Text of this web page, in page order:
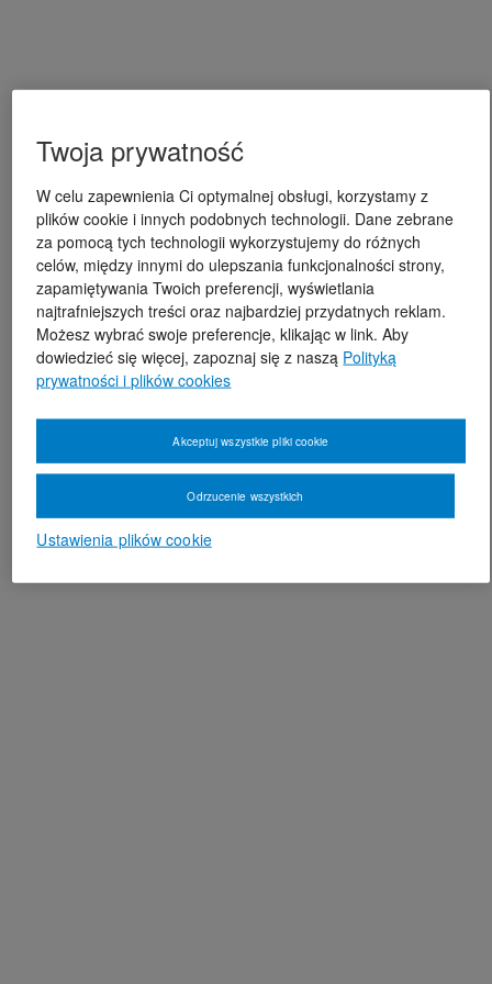
Twoja prywatność
W celu zapewnienia Ci optymalnej obsługi, korzystamy z
plików cookie i innych podobnych technologii. Dane zebrane
za pomocą tych technologii wykorzystujemy do różnych
celów, między innymi do ulepszania funkcjonalności strony,
zapamiętywania Twoich preferencji, wyświetlania
najtrafniejszych treści oraz najbardziej przydatnych reklam.
Możesz wybrać swoje preferencje, klikając w link. Aby
dowiedzieć się więcej, zapoznaj się z naszą Polityką
prywatności i plików cookies
Ustawienia plików cookie
Odrzucenie wszystkich
Akceptuj wszystkie pliki cookie